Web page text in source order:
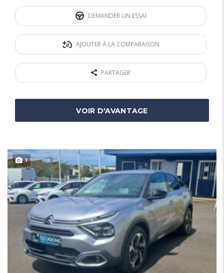
DEMANDER UN ESSAI
AJOUTER À LA COMPARAISON
PARTAGER
VOIR D'AVANTAGE
1